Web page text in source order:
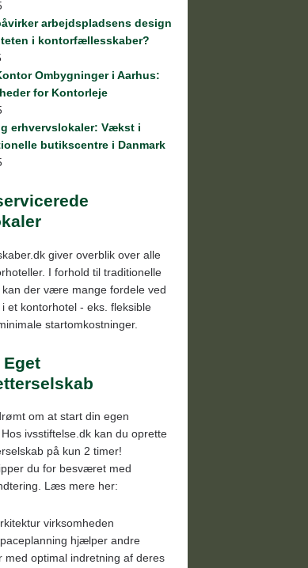
arbejdspladsens design
i kontorfællesskaber?
Ombygninger i Aarhus:
for Kontorleje
erhvervslokaler: Vækst i
butikscentre i Danmark
giver overblik over alle
I forhold til traditionelle
kan der være mange fordele ved
et kontorhotel - eks. fleksible
startomkostninger.
om at start din egen
ivsstiftelse.dk kan du oprette
på kun 2 timer!
du for besværet med
Læs mere her:
virksomheden
hjælper andre
med optimal indretning af deres